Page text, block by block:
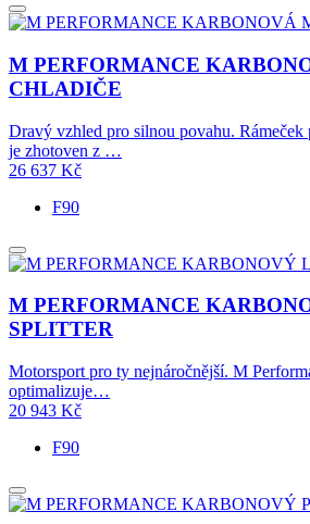
M PERFORMANCE
CHLADIČE
Dravý vzhled pro silnou povahu.
je zhotoven z …
26 637 Kč
F90
M PERFORMANCE
SPLITTER
Motorsport pro ty nejnáročnější. M
optimalizuje…
20 943 Kč
F90